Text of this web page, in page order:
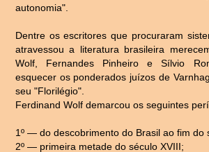
autonomia".
Dentre os escritores que procuraram
atravessou a literatura brasileira
Wolf, Fernandes Pinheiro e Sílvio
esquecer os ponderados juízos de
seu "Florilégio".
Ferdinand Wolf demarcou os seguintes
1º — do descobrimento do Brasil ao fim do
2º — primeira metade do século XVIII;